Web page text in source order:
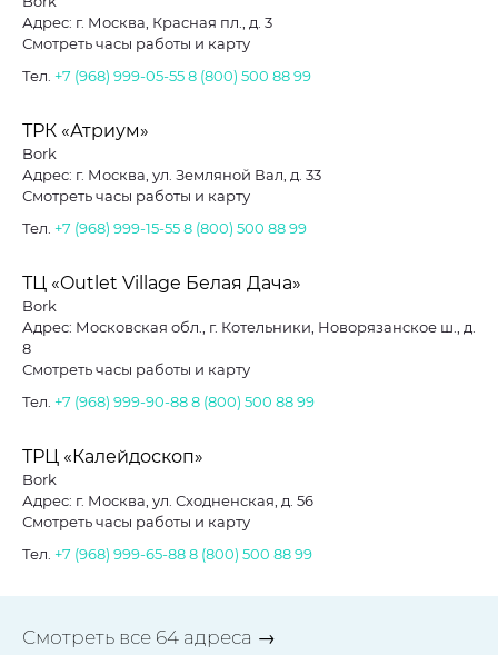
Адрес: г. Москва, Красная пл., д. 3
Смотреть часы работы и карту
Тел. +7 (968) 999-05-558 (800) 500 88 99
ТРК «Атриум»
Bork
Адрес: г. Москва, ул. Земляной Вал, д. 33
Смотреть часы работы и карту
Тел. +7 (968) 999-15-558 (800) 500 88 99
ТЦ «Outlet Village Белая Дача»
Bork
Адрес: Московская обл., г. Котельники, Новорязанское ш., д.
8
Смотреть часы работы и карту
Тел. +7 (968) 999-90-888 (800) 500 88 99
ТРЦ «Калейдоскоп»
Bork
Адрес: г. Москва, ул. Сходненская, д. 56
Смотреть часы работы и карту
Тел. +7 (968) 999-65-888 (800) 500 88 99
Смотреть все 64 адреса →